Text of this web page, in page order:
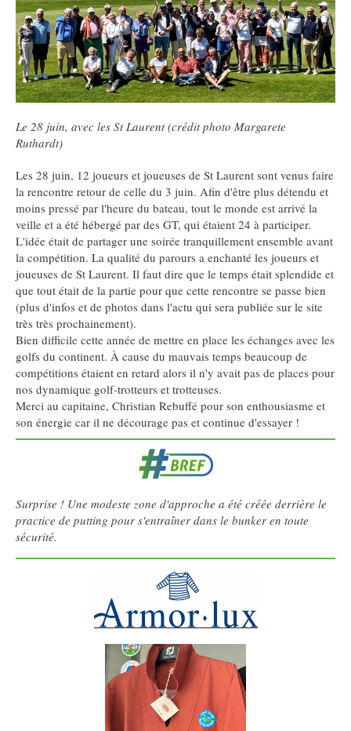
Le 28 juin, avec les St Laurent (crédit photo Margarete
Ruthardt)
Les 28 juin, 12 joueurs et joueuses de St Laurent sont venus faire
la rencontre retour de celle du 3 juin. Afin d'être plus détendu et
moins pressé par l'heure du bateau, tout le monde est arrivé la
veille et a été hébergé par des GT, qui étaient 24 à participer.
L'idée était de partager une soirée tranquillement ensemble avant
la compétition. La qualité du parours a enchanté les joueurs et
joueuses de St Laurent. Il faut dire que le temps était splendide et
que tout était de la partie pour que cette rencontre se passe bien
(plus d'infos et de photos dans l'actu qui sera publiée sur le site
très très prochainement).
Bien difficile cette année de mettre en place les échanges avec les
golfs du continent. À cause du mauvais temps beaucoup de
compétitions étaient en retard alors il n'y avait pas de places pour
nos dynamique golf-trotteurs et trotteuses.
Merci au capitaine, Christian Rebuffé pour son enthousiasme et
son énergie car il ne décourage pas et continue d'essayer !
Surprise ! Une modeste zone d'approche a été créée derrière le
practice de putting pour s'entraîner dans le bunker en toute
sécurité.